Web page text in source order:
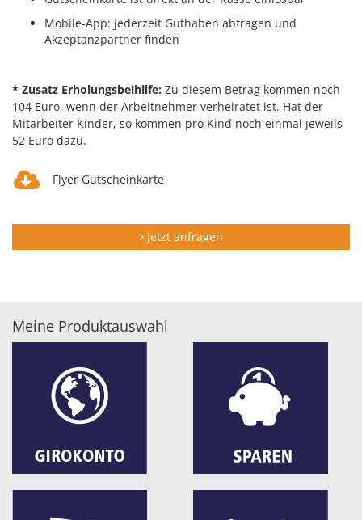
Mobile-App: jederzeit Guthaben abfragen und
Akzeptanzpartner finden
* Zusatz Erholungsbeihilfe: Zu diesem Betrag kommen noch
104 Euro, wenn der Arbeitnehmer verheiratet ist. Hat der
Mitarbeiter Kinder, so kommen pro Kind noch einmal jeweils
52 Euro dazu.
Flyer Gutscheinkarte
jetzt anfragen
Meine Produktauswahl